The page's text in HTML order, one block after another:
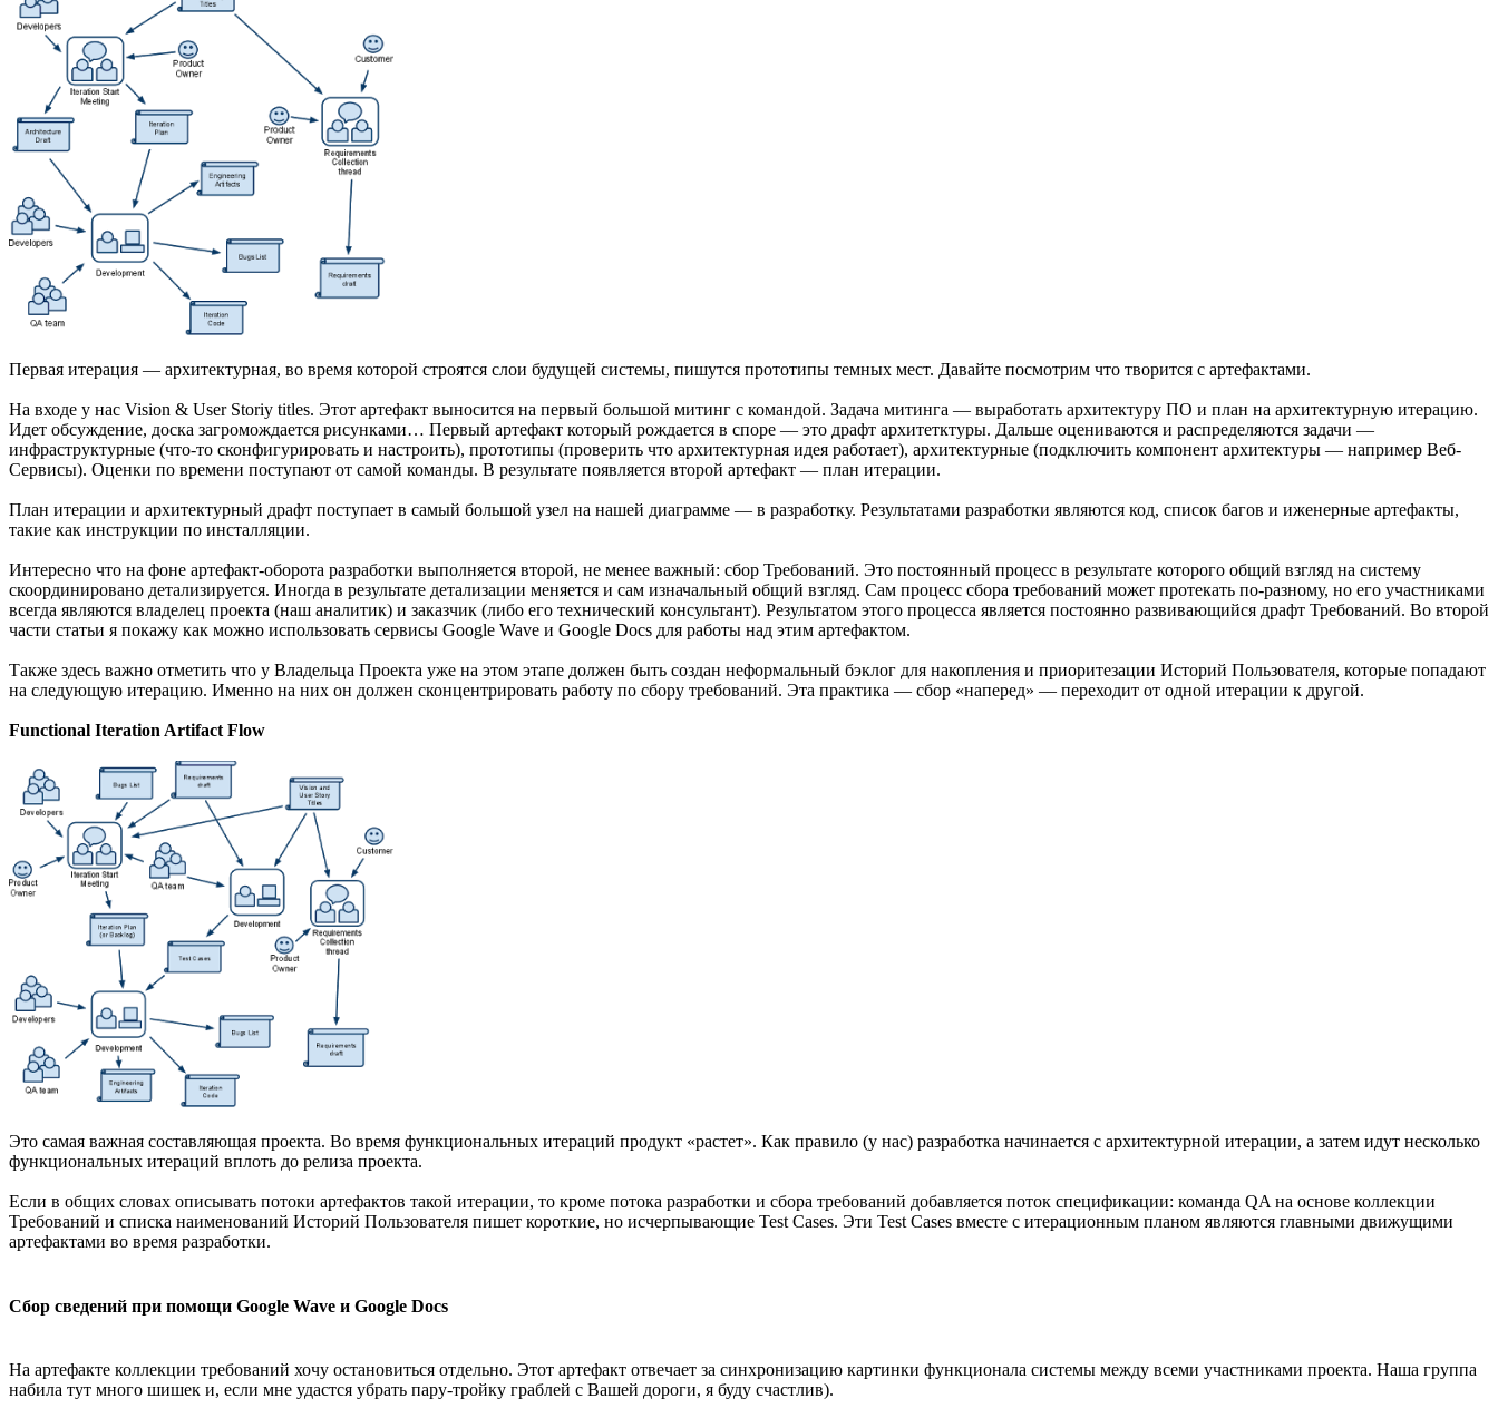
Первая итерация — архитектурная, во время которой строятся слои будущей системы, пишутся прототипы темных мест. Давайте посмотрим что творится с артефактами.
На входе у нас Vision & User Storiy titles. Этот артефакт выносится на первый большой митинг с командой. Задача митинга — выработать архитектуру ПО и план на архитектурную итерацию.
Идет обсуждение, доска загромождается рисунками… Первый артефакт который рождается в споре — это драфт архитетктуры. Дальше оцениваются и распределяются задачи —
инфраструктурные (что-то сконфигурировать и настроить), прототипы (проверить что архитектурная идея работает), архитектурные (подключить компонент архитектуры — например Веб-
Сервисы). Оценки по времени поступают от самой команды. В результате появляется второй артефакт — план итерации.
План итерации и архитектурный драфт поступает в самый большой узел на нашей диаграмме — в разработку. Результатами разработки являются код, список багов и иженерные артефакты,
такие как инструкции по инсталляции.
Интересно что на фоне артефакт-оборота разработки выполняется второй, не менее важный: сбор Требований. Это постоянный процесс в результате которого общий взгляд на систему
скоординировано детализируется. Иногда в результате детализации меняется и сам изначальный общий взгляд. Сам процесс сбора требований может протекать по-разному, но его участниками
всегда являются владелец проекта (наш аналитик) и заказчик (либо его технический консультант). Результатом этого процесса является постоянно развивающийся драфт Требований. Во второй
части статьи я покажу как можно использовать сервисы Google Wave и Google Docs для работы над этим артефактом.
Также здесь важно отметить что у Владельца Проекта уже на этом этапе должен быть создан неформальный бэклог для накопления и приоритезации Историй Пользователя, которые попадают
на следующую итерацию. Именно на них он должен сконцентрировать работу по сбору требований. Эта практика — сбор «наперед» — переходит от одной итерации к другой.
Functional Iteration Artifact Flow
Это самая важная составляющая проекта. Во время функциональных итераций продукт «растет». Как правило (у нас) разработка начинается с архитектурной итерации, а затем идут несколько
функциональных итераций вплоть до релиза проекта.
Если в общих словах описывать потоки артефактов такой итерации, то кроме потока разработки и сбора требований добавляется поток спецификации: команда QA на основе коллекции
Требований и списка наименований Историй Пользователя пишет короткие, но исчерпывающие Test Cases. Эти Test Cases вместе с итерационным планом являются главными движущими
артефактами во время разработки.
Сбор сведений при помощи Google Wave и Google Docs
На артефакте коллекции требований хочу остановиться отдельно. Этот артефакт отвечает за синхронизацию картинки функционала системы между всеми участниками проекта. Наша группа
набила тут много шишек и, если мне удастся убрать пару-тройку граблей с Вашей дороги, я буду счастлив).